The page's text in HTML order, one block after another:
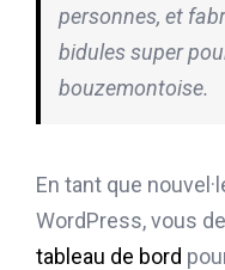
personnes, et
bidules super
bouzemontoise.
En tant que
WordPress, vous
tableau de bord